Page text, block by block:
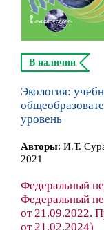
В наличии
Экология:
уровень
Авторы: И.Т.
2021
Федеральный
Федеральный
от 21.09.2022.
от 21.02.2024)